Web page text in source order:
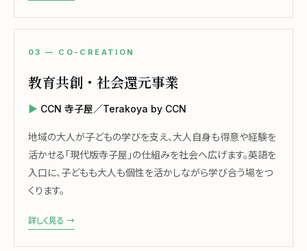
03 — CO-CREATION
教育共創・社会還元事業
CCN 寺子屋／Terakoya by CCN
地域の大人が子どもの学びを支え、大人自身も得意や経験を
活かせる「現代版寺子屋」の仕組みを社会へ広げます。英語を
入口に、子どもも大人も個性を活かしながら学び合う場をつ
くります。
詳しく見る →